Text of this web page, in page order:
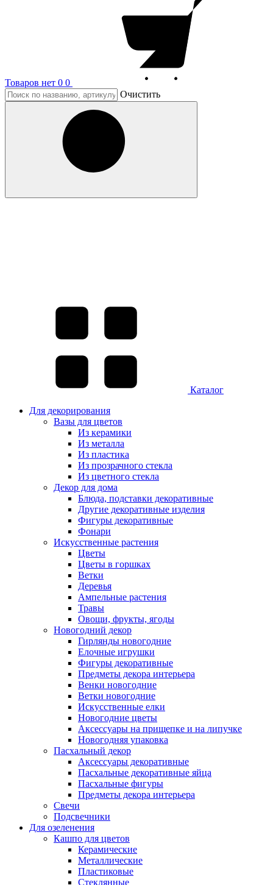
Товаров нет 0 0
Очистить
Каталог
Для декорирования
Вазы для цветов
Из керамики
Из металла
Из пластика
Из прозрачного стекла
Из цветного стекла
Декор для дома
Блюда, подставки декоративные
Другие декоративные изделия
Фигуры декоративные
Фонари
Искусственные растения
Цветы
Цветы в горшках
Ветки
Деревья
Ампельные растения
Травы
Овощи, фрукты, ягоды
Новогодний декор
Гирлянды новогодние
Елочные игрушки
Фигуры декоративные
Предметы декора интерьера
Венки новогодние
Ветки новогодние
Искусственные елки
Новогодние цветы
Аксессуары на прищепке и на липучке
Новогодняя упаковка
Пасхальный декор
Аксессуары декоративные
Пасхальные декоративные яйца
Пасхальные фигуры
Предметы декора интерьера
Свечи
Подсвечники
Для озеленения
Кашпо для цветов
Керамические
Металлические
Пластиковые
Стеклянные